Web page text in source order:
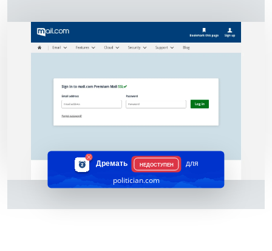
Дремать НЕДОСТУПЕН
для
politician.com